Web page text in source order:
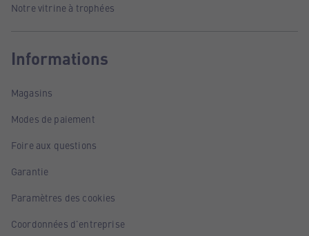
Notre vitrine à trophées
Informations
Magasins
Modes de paiement
Foire aux questions
Garantie
Paramètres des cookies
Coordonnées d'entreprise